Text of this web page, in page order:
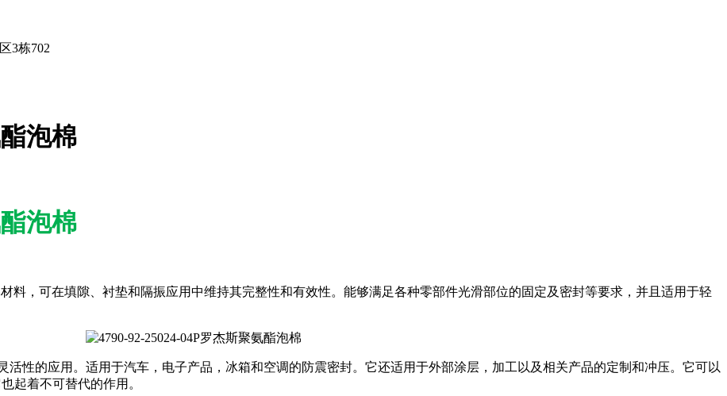
3栋702
泡棉
泡棉
料，可在填隙、衬垫和隔振应用中维持其完整性和有效性。能够满足各种零部件光滑部位的固定及密封等要求，并且适用于轻
活性的应用。适用于汽车，电子产品，冰箱和空调的防震密封。它还适用于外部涂层，加工以及相关产品的定制和冲压。它可以
起着不可替代的作用。